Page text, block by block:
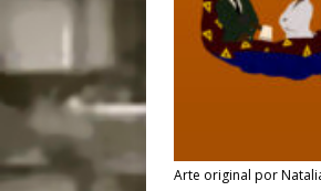
Arte original por